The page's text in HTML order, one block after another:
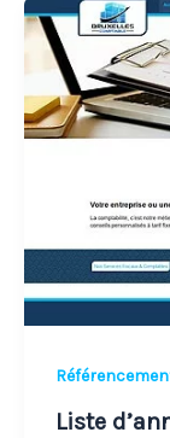
Liste
Liste
d’annuaires
de
web